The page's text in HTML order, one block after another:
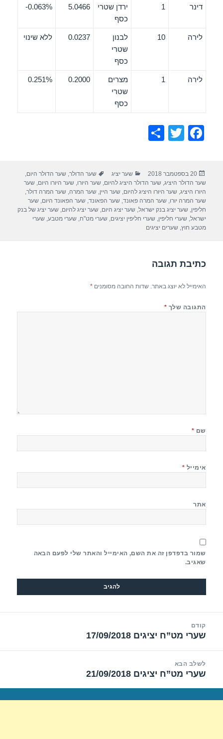
דינר 1
ירדן שטרי
כסף
5.0466
0.063%-
לירה 10
לבנון
שטרי
כסף
0.0237 ללא שינוי
לירה 1
מצרים
שטרי
כסף
0.2000
0.251%
F
e
b
o
o
T
er
e
פורסם
בתאריך
20 בספטמבר 2018 קטגוריות
שער יציג תגיות
שער הדולר,שער הדולר היום,
שער הדולר היציג,שער הדולר היציג להיום,שער היורו,שער היורו היום,שער
היורו היציג,שער היורו היציג להיום,שער היין,שער המרה,שער המרה דולר,
שער המרה יורו,שער המרה פאונד,שער הפאונד,שער הפאונד היום,שער
חליפין,שער יציג בנק ישראל,שער יציג היום,שער יציג להיום,שער יציג של בנק
ישראל,שערי חליפין,שערי חליפין יציגים,שערי מט"ח,שערי מטבע,שערי
מטבע חוץ,שערים יציגים
כתיבת תגובה
האימייל לא יוצג באתר. שדות החובה מסומנים*
התגובה שלך *
שם *
אימייל *
אתר
שמור בדפדפן זה את השם, האימייל והאתר שלי לפעם הבאה
שאגיב.
קודם
הפוסט
שערי מט”ח יציגים 17/09/2018
לשלב הבא
הפוסט
שערי מט”ח יציגים 21/09/2018